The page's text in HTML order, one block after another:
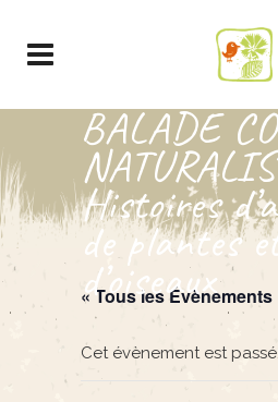
BALADE
Histoires
de plantes
d’oiseaux
« Tous les Évènements
Cet évènement est passé.